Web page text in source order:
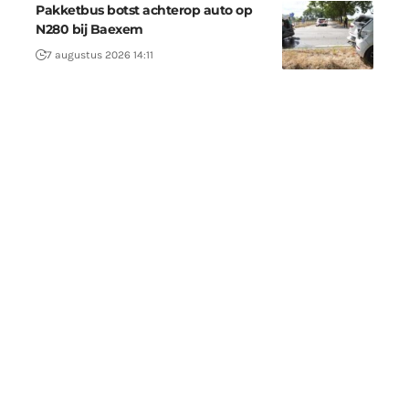
Pakketbus botst achterop auto op
N280 bij Baexem
7 augustus 2026 14:11